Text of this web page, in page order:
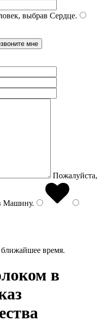
выбрав Сердце.
Пожалуйста,
Машину.
время.
в